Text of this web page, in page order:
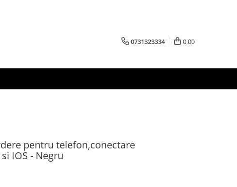
0731323334 0,00
pentru telefon,conectare
IOS - Negru